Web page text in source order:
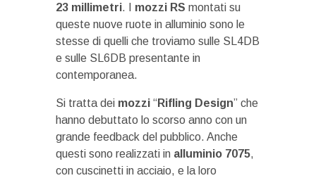
23 millimetri. I mozzi RS montati su
queste nuove ruote in alluminio sono le
stesse di quelli che troviamo sulle SL4DB
e sulle SL6DB presentante in
contemporanea.
Si tratta dei mozzi “Rifling Design” che
hanno debuttato lo scorso anno con un
grande feedback del pubblico. Anche
questi sono realizzati in alluminio 7075,
con cuscinetti in acciaio, e la loro